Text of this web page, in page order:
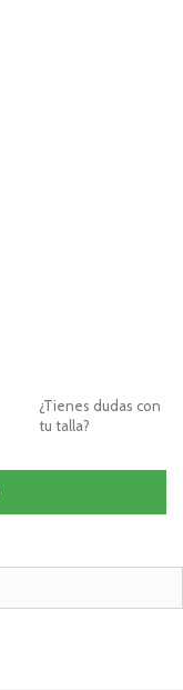
¿Tienes dudas con
tu talla?